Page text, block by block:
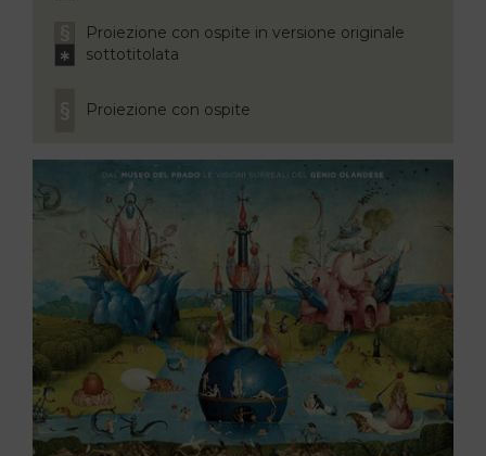
Proiezione con ospite in versione originale
sottotitolata
Proiezione con ospite